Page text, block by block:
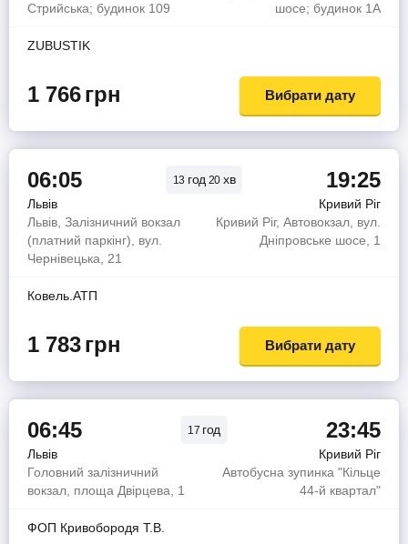
Стрийська; будинок 109
шосе; будинок 1А
ZUBUSTIK
1 766грн Вибрати дату
06:05 13 год 20 хв 19:25
Львів
Кривий Ріг
Львів, Залізничний вокзал
(платний паркінг), вул.
Чернівецька, 21
Кривий Ріг, Автовокзал, вул.
Дніпровське шосе, 1
Ковель.АТП
1 783грн Вибрати дату
06:45 17 год 23:45
Львів
Кривий Ріг
Головний залізничний
вокзал, площа Двірцева, 1
Автобусна зупинка "Кільце
44-й квартал"
ФОП Кривобородя Т.В.